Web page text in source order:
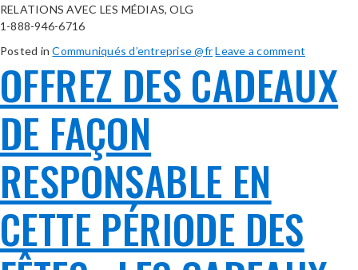
RELATIONS AVEC LES MÉDIAS, OLG
1-888-946-6716
Posted inCommuniqués d’entreprise @frLeave a comment
OFFREZ DES CADEAUX
DE FAÇON
RESPONSABLE EN
CETTE PÉRIODE DES